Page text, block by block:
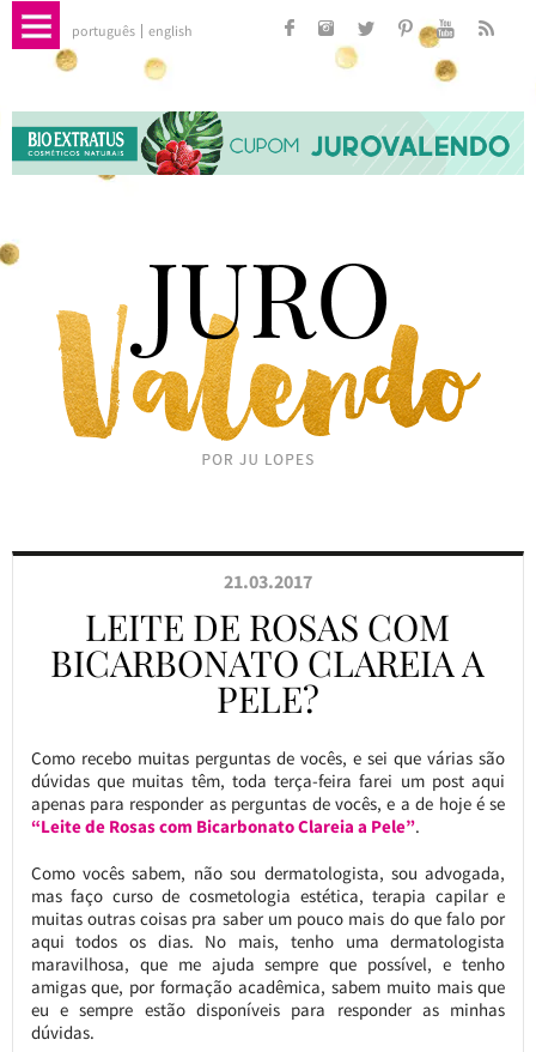
português english
21.03.2017
LEITE DE ROSAS COM
BICARBONATO CLAREIA A
PELE?
Como recebo muitas perguntas de vocês, e sei que várias são
dúvidas que muitas têm, toda terça-feira farei um post aqui
apenas para responder as perguntas de vocês, e a de hoje é se
“Leite de Rosas com Bicarbonato Clareia a Pele”.
Como vocês sabem, não sou dermatologista, sou advogada,
mas faço curso de cosmetologia estética, terapia capilar e
muitas outras coisas pra saber um pouco mais do que falo por
aqui todos os dias. No mais, tenho uma dermatologista
maravilhosa, que me ajuda sempre que possível, e tenho
amigas que, por formação acadêmica, sabem muito mais que
eu e sempre estão disponíveis para responder as minhas
dúvidas.